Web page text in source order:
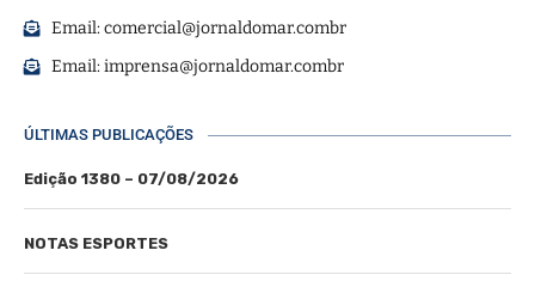
Email:comercial@jornaldomar.combr
Email:imprensa@jornaldomar.combr
ÚLTIMAS PUBLICAÇÕES
Edição 1380 – 07/08/2026
NOTAS ESPORTES